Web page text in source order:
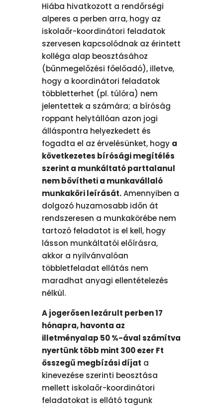
Hiába hivatkozott a rendőrségi
alperes a perben arra, hogy az
iskolaőr-koordinátori feladatok
szervesen kapcsolódnak az érintett
kolléga alap beosztásához
(bűnmegelőzési főelőadó), illetve,
hogy a koordinátori feladatok
többletterhet (pl. túlóra) nem
jelentettek a számára; a bíróság
roppant helytállóan azon jogi
álláspontra helyezkedett és
fogadta el az érvelésünket, hogy a
következetes bírósági megítélés
szerint a munkáltató parttalanul
nem bővítheti a munkavállaló
munkaköri leírását.Amennyiben a
dolgozó huzamosabb időn át
rendszeresen a munkakörébe nem
tartozó feladatot is el kell, hogy
lásson munkáltatói előírásra,
akkor a nyilvánvalóan
többletfeladat ellátás nem
maradhat anyagi ellentételezés
nélkül.
A jogerősen lezárult perben 17
hónapra, havonta az
illetményalap 50 %-ával számítva
nyertünk több mint 300 ezer Ft
összegű megbízási díjat a
kinevezése szerinti beosztása
mellett iskolaőr-koordinátori
feladatokat is ellátó tagunk